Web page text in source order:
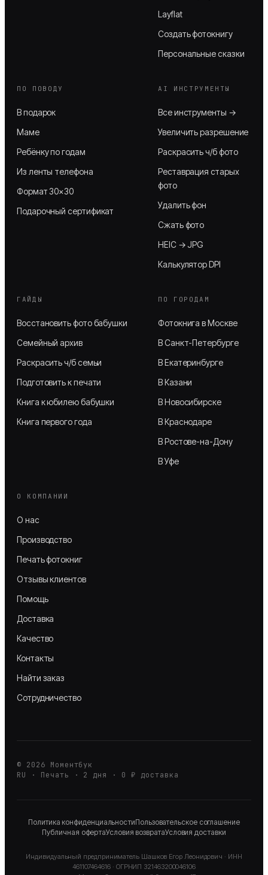
Layflat
Создать фотокнигу
Персональные сказки
ПО ПОВОДУ
В подарок
Маме
Ребёнку по годам
Из ленты телефона
Формат 30×30
Подарочный сертификат
AI ИНСТРУМЕНТЫ
Все инструменты →
Увеличить разрешение
Раскрасить ч/б фото
Реставрация старых
фото
Удалить фон
Сжать фото
HEIC → JPG
Калькулятор DPI
ГАЙДЫ
Восстановить фото бабушки
Семейный архив
Раскрасить ч/б семьи
Подготовить к печати
Книга к юбилею бабушки
Книга первого года
ПО ГОРОДАМ
Фотокнига в Москве
В Санкт-Петербурге
В Екатеринбурге
В Казани
В Новосибирске
В Краснодаре
В Ростове-на-Дону
В Уфе
О КОМПАНИИ
О нас
Производство
Печать фотокниг
Отзывы клиентов
Помощь
Доставка
Качество
Контакты
Найти заказ
Сотрудничество
© 2026
Моментбук
RU · Печать · 2 дня · 0 ₽ доставка
Политика конфиденциальностиПользовательское соглашение
Публичная офертаУсловия возвратаУсловия доставки
Индивидуальный предприниматель Шашков Егор Леонидович · ИНН
461107464616 · ОГРНИП 321463200046106